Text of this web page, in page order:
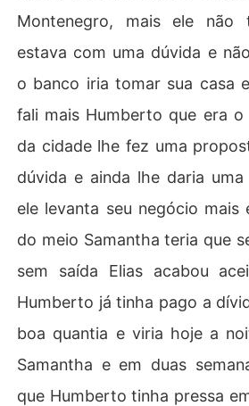
Montenegro, mais ele não
estava com uma dúvida e
o banco iria tomar sua casa
fali mais Humberto que era
da cidade lhe fez uma
dúvida e ainda lhe daria
ele levanta seu negócio mais
do meio Samantha teria que
sem saída Elias acabou
Humberto já tinha pago a
boa quantia e viria hoje a
Samantha e em duas
que Humberto tinha pressa